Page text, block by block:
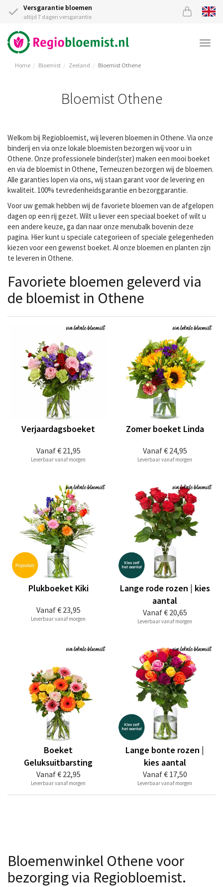
Versgarantie bloemen
altijd 7 dagen versgarantie
Home Bloemist Zeeland Bloemist Othene
Bloemist Othene
Welkom bij Regiobloemist, wij leveren bloemen in Othene. Via onze
binderij en via onze lokale bloemisten bezorgen wij voor u in
Othene. Onze professionele binder(ster) maken een mooi boeket
en via de bloemist in Othene, Terneuzen bezorgen wij de bloemen.
Alle garanties lopen via ons, wij staan garant voor de levering en
kwaliteit. 100% tevredenheidsgarantie en bezorggarantie.
Voor uw gemak hebben wij de favoriete bloemen van de afgelopen
dagen op een rij gezet. Wilt u liever een speciaal boeket of wilt u
een andere keuze, ga dan naar onze menubalk bovenin deze
pagina. Hier kunt u speciale categorieen of speciale gelegenheden
kiezen voor een gewenst boeket. Al onze bloemen en planten zijn
te leveren in Othene.
Favoriete bloemen geleverd via
de bloemist in Othene
Vanaf€ 21,95
Verjaardagsboeket
Leverbaar vanaf morgen
Vanaf€ 24,95
Zomer boeket Linda
Leverbaar vanaf morgen
Vanaf€ 23,95
Plukboeket Kiki
Leverbaar vanaf morgen
Vanaf€ 20,65
Lange rode rozen | kies
aantal
Leverbaar vanaf morgen
Vanaf€ 22,95
Boeket
Geluksuitbarsting
Leverbaar vanaf morgen
Vanaf€ 17,50
Lange bonte rozen |
kies aantal
Leverbaar vanaf morgen
Bloemenwinkel Othene voor
bezorging via Regiobloemist.